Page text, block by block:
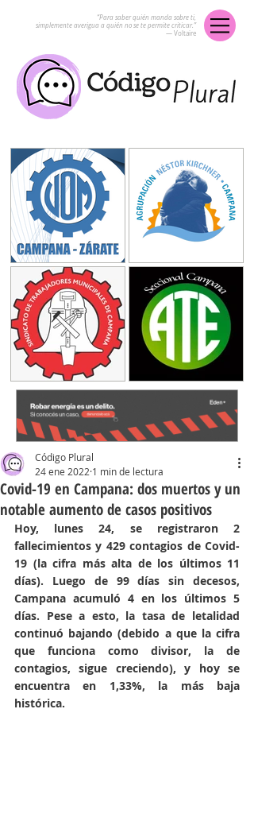
“Para saber quién manda sobre ti,
simplemente averigua a quién no se te permite criticar.”
― Voltaire
Covid-19 en Campana: dos muertos y un
notable aumento de casos positivos
Código Plural
24 ene 2022 1 min de lectura
Hoy, lunes 24, se registraron 2
fallecimientos y 429 contagios de Covid-
19 (la cifra más alta de los últimos 11
días). Luego de 99 días sin decesos,
Campana acumuló 4 en los últimos 5
días. Pese a esto, la tasa de letalidad
continuó bajando (debido a que la cifra
que funciona como divisor, la de
contagios, sigue creciendo), y hoy se
encuentra en 1,33%, la más baja
histórica.